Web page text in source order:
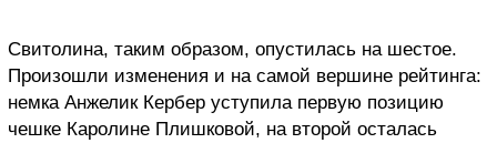
Свитолина, таким образом, опустилась на шестое.
Произошли изменения и на самой вершине рейтинга:
немка Анжелик Кербер уступила первую позицию
чешке Каролине Плишковой, на второй осталась